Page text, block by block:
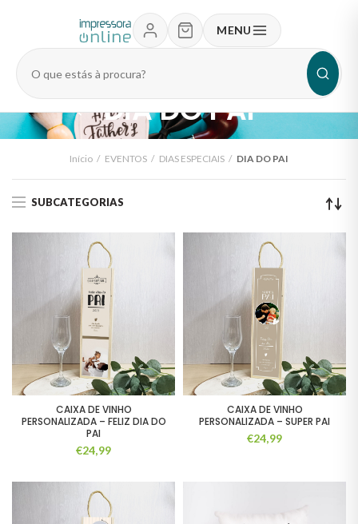
Pesquisar
produtos
MENU
DIA DO PAI
Início EVENTOS DIAS ESPECIAIS DIA DO PAI
SUBCATEGORIAS
CAIXA DE VINHO
PERSONALIZADA – FELIZ DIA DO
PAI
€24,99
CAIXA DE VINHO
PERSONALIZADA – SUPER PAI
€24,99